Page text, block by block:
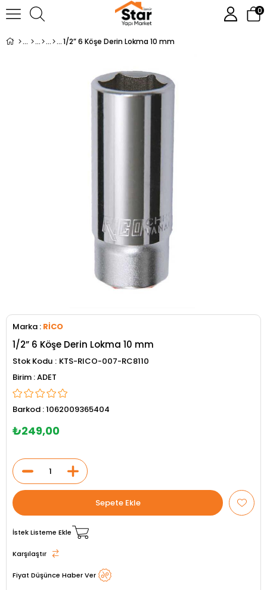
0
1/2” 6 Köşe Derin Lokma 10 mm
Marka : RİCO
1/2” 6 Köşe Derin Lokma 10 mm
Stok Kodu
KTS-RICO-007-RC8110
ADET
Barkod :1062009365404
₺249,00
İstek Listeme Ekle
Karşılaştır
Fiyat Düşünce Haber Ver